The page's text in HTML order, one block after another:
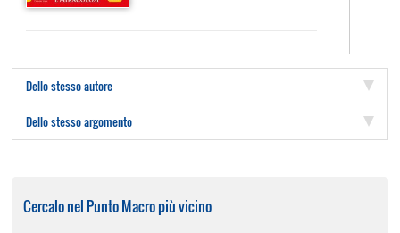
Dello stesso autore
Dello stesso argomento
Cercalo nel Punto Macro più vicino